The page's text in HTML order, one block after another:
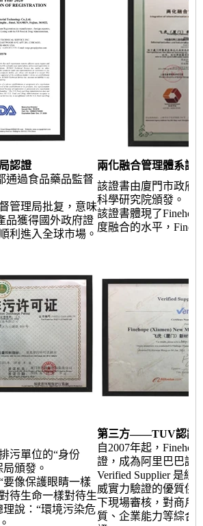
認證
兩化融合管理體系證
通過食品藥品監督
管理局批复，意味
品獲得國外政府證
利進入全球市場。
該證書由廈門市政府
科學研究院頒發。
該證書體現了
度融合的水平，
第三方——TUV認證
污單位的“身份
頒發。
要像保護眼睛一樣
待生命一樣對待生
說：“環境污染危
自2007年起，
證，成為阿里巴巴認
Verified Supplier 是經
威實力驗證的優質供
下現場審核，對商戶
質、企業能力等綜合